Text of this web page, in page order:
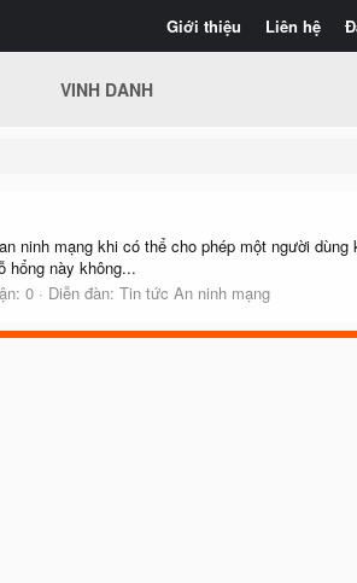
Giới thiệu Liên hệ
VINH DANH
ninh mạng khi có thể cho phép một người dùng
hổng này không...
0 Diễn đàn: Tin tức An ninh mạng